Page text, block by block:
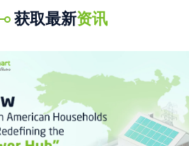
获取最新资讯